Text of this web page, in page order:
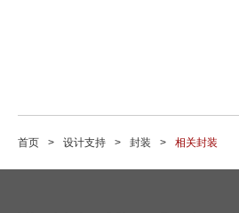
首页 设计支持 封装 相关封装